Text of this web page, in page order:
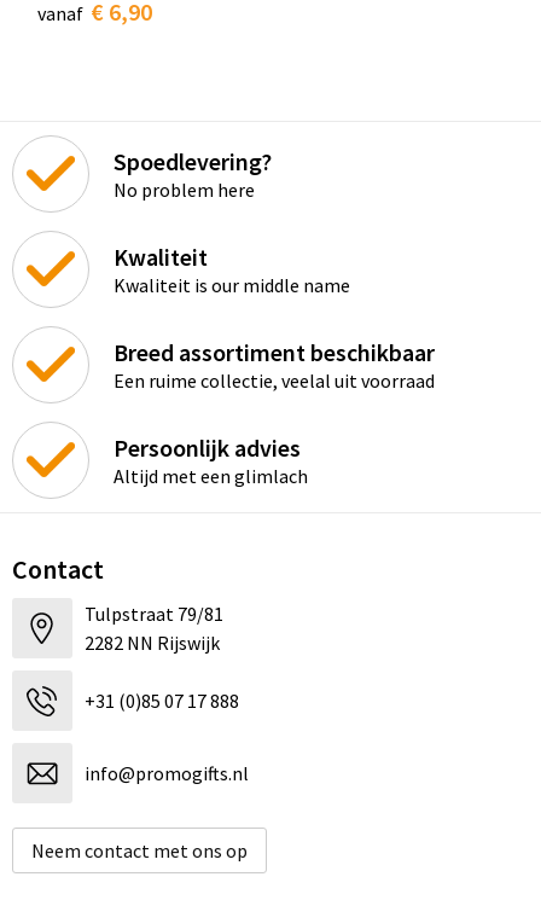
vanaf € 6,90
Spoedlevering?
No problem here
Kwaliteit
Kwaliteit is our middle name
Breed assortiment beschikbaar
Een ruime collectie, veelal uit voorraad
Persoonlijk advies
Altijd met een glimlach
Contact
Tulpstraat 79/81
2282 NN Rijswijk
+31 (0)85 07 17 888
info@promogifts.nl
Neem contact met ons op